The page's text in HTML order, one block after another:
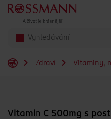
Přeskočit na hlavmní obsah
Zdraví Vitaminy,
Vitamin C 500mg s